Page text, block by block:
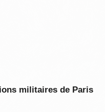
militaires de Paris